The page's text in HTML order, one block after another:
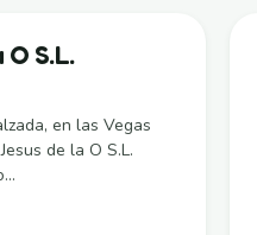
S.L.
en las Vegas
de la O S.L.